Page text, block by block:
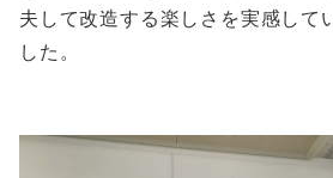
夫して改造する楽しさを実感して
した。